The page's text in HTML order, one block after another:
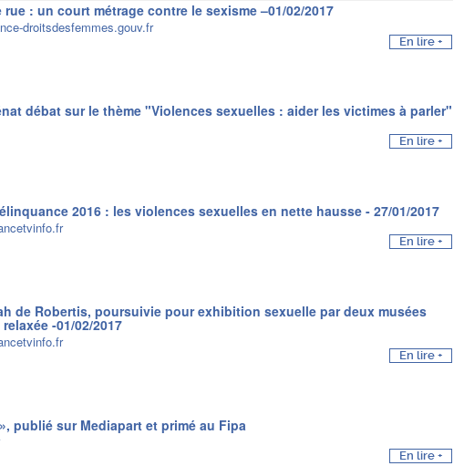
rue : un court métrage contre le sexisme –01/02/2017
droitsdesfemmes.gouv.fr
En lire +
débat sur le thème "Violences sexuelles : aider les victimes à parler"
En lire +
2016 : les violences sexuelles en nette hausse - 27/01/2017
En lire +
de Robertis, poursuivie pour exhibition sexuelle par deux musées
-01/02/2017
En lire +
publié sur Mediapart et primé au Fipa
En lire +